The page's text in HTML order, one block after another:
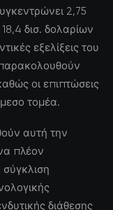
2,75
δισ. δολαρίων
εξελίξεις του
οι επιπτώσεις
τομέα.
αυτή την
πλέον
διάθεσης